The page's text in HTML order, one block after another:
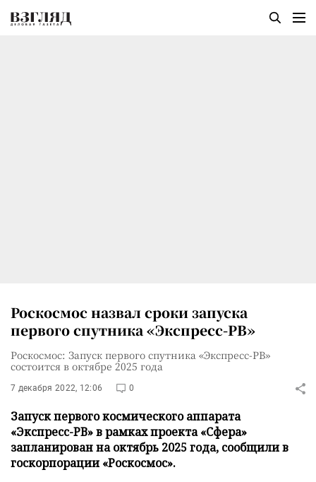
Роскосмос назвал сроки запуска
первого спутника «Экспресс-РВ»
Роскосмос: Запуск первого спутника «Экспресс-РВ»
состоится в октябре 2025 года
7 декабря 2022, 12:06 0
Запуск первого космического аппарата
«Экспресс-РВ» в рамках проекта «Сфера»
запланирован на октябрь 2025 года, сообщили в
госкорпорации «Роскосмос».